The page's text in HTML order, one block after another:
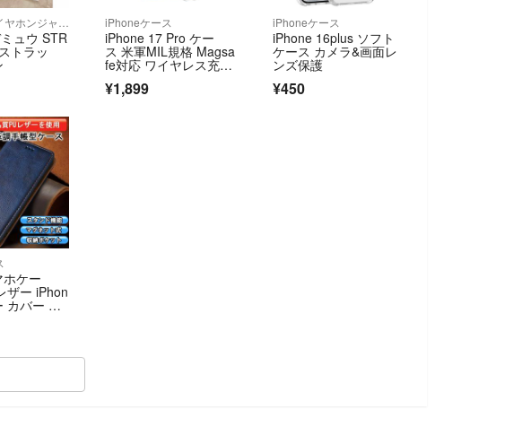
ュウ STR
トラッ
iPhoneケース
iPhone 17 Pro ケー
ス 米軍MIL規格 Magsa
fe対応 ワイヤレス充
ド スマホケース 透明
¥1,899
iPhoneケース
iPhone 16plus ソフト
ケース カメラ&画面レ
ンズ保護
¥450
ケー
ザー iPhon
バー CK